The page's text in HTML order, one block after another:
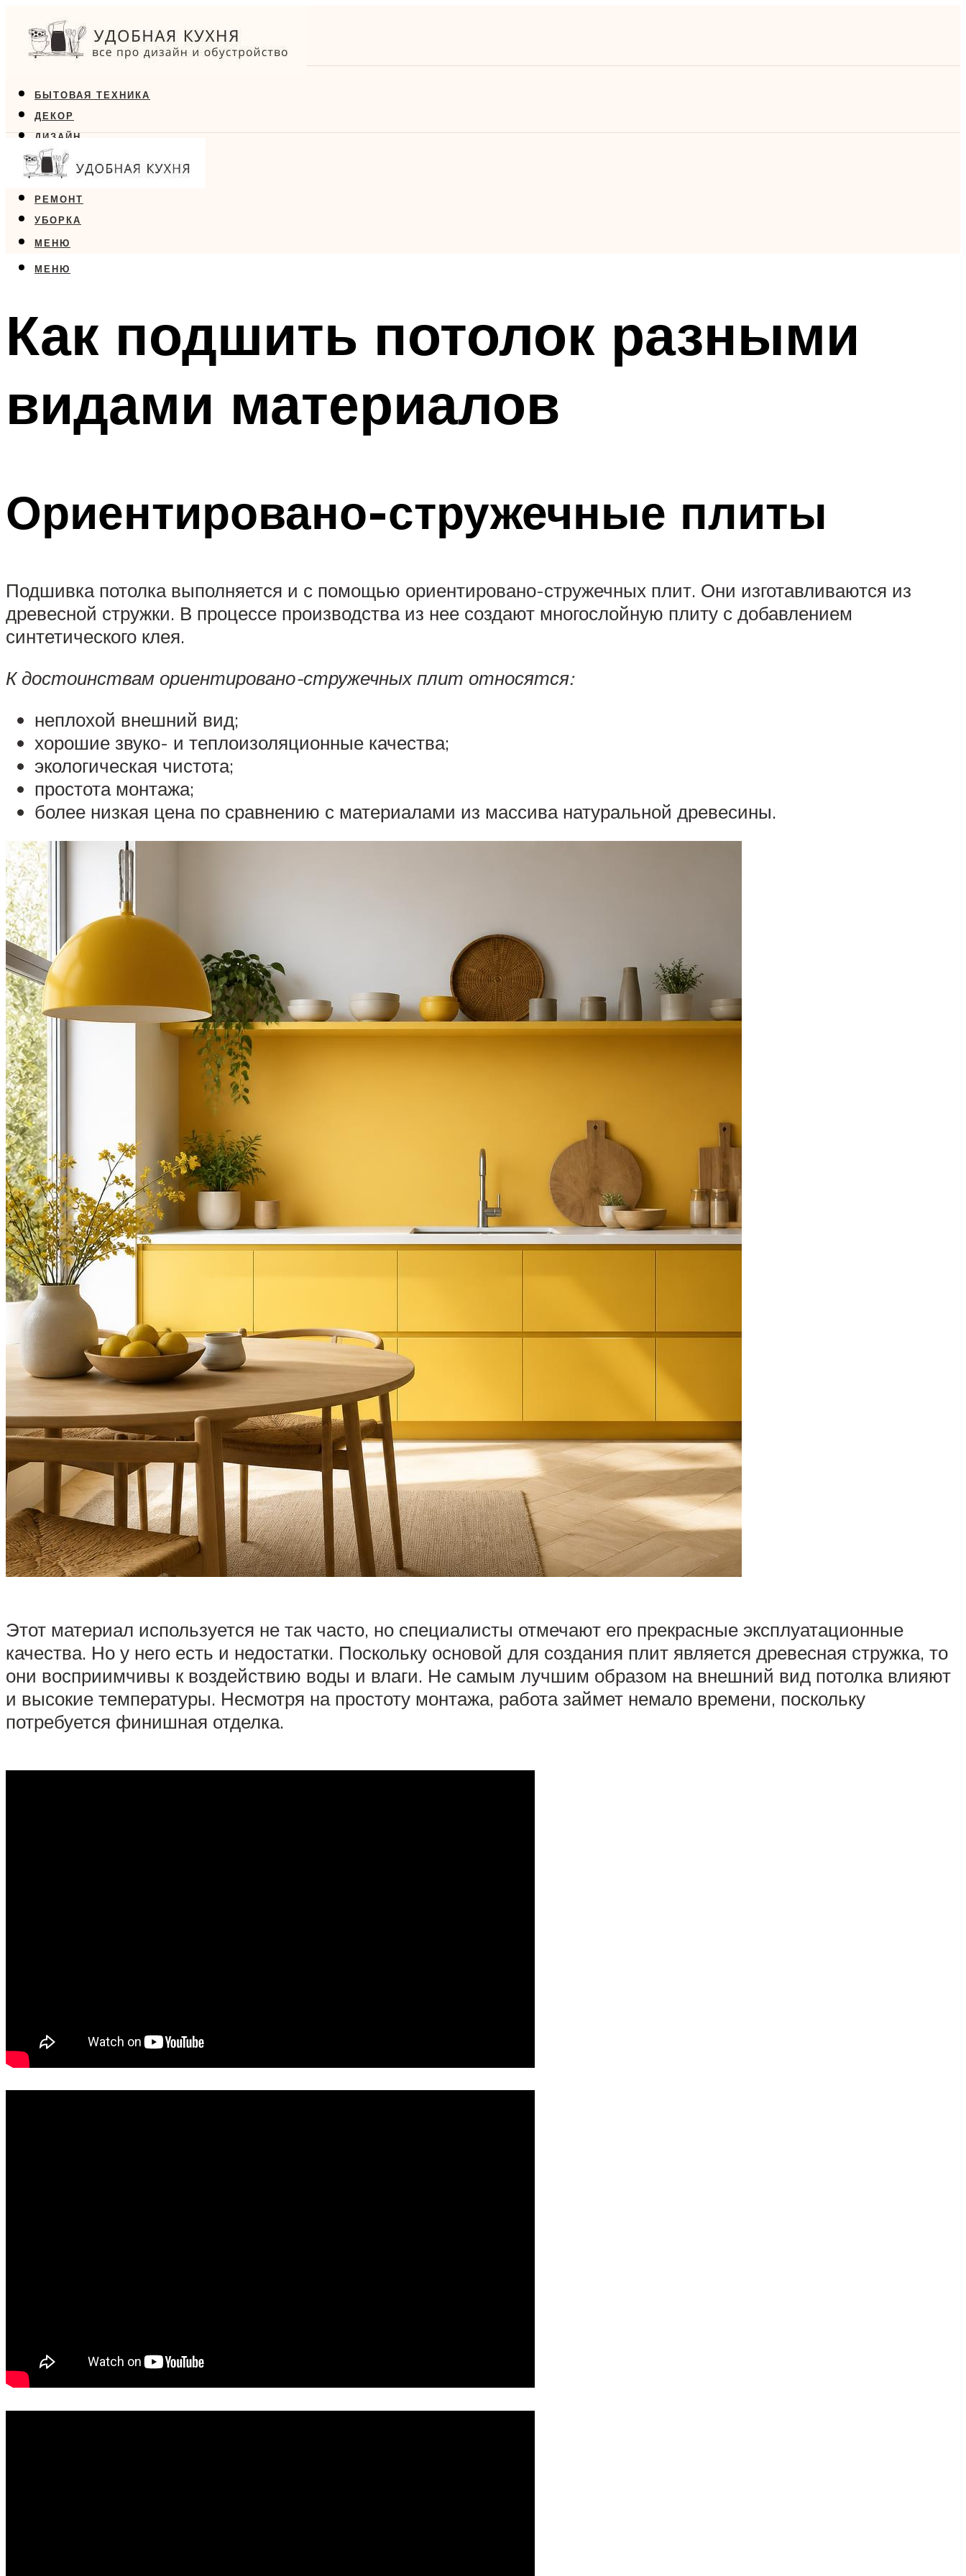
БЫТОВАЯ ТЕХНИКА
ДЕКОР
ДИЗАЙН
ЕДА
МЕБЕЛЬ
РЕМОНТ
УБОРКА
МЕНЮ
МЕНЮ
Как подшить потолок разными
видами материалов
Ориентировано-стружечные плиты
Подшивка потолка выполняется и с помощью ориентировано-стружечных плит. Они изготавливаются из
древесной стружки. В процессе производства из нее создают многослойную плиту с добавлением
синтетического клея.
К достоинствам ориентировано-стружечных плит относятся:
неплохой внешний вид;
хорошие звуко- и теплоизоляционные качества;
экологическая чистота;
простота монтажа;
более низкая цена по сравнению с материалами из массива натуральной древесины.
Этот материал используется не так часто, но специалисты отмечают его прекрасные эксплуатационные
качества. Но у него есть и недостатки. Поскольку основой для создания плит является древесная стружка, то
они восприимчивы к воздействию воды и влаги. Не самым лучшим образом на внешний вид потолка влияют
и высокие температуры. Несмотря на простоту монтажа, работа займет немало времени, поскольку
потребуется финишная отделка.